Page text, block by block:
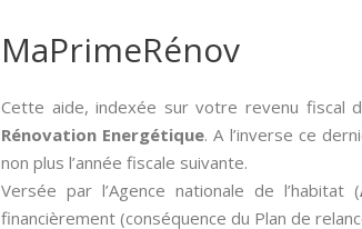
MaPrimeRénov
Cette aide, indexée sur votre revenu fiscal
Rénovation Energétique. A l’inverse ce
non plus l’année fiscale suivante.
Versée par l’Agence nationale de l’habitat (
financièrement (conséquence du Plan de